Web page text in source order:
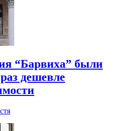
“Барвиха” были
дешевле